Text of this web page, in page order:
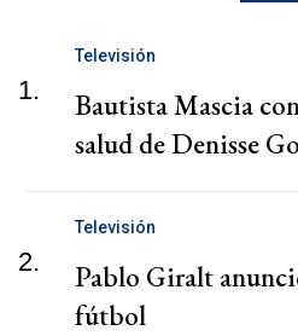
1.
Televisión
Bautista Mascia
salud de Denisse
2.
Televisión
Pablo Giralt
fútbol